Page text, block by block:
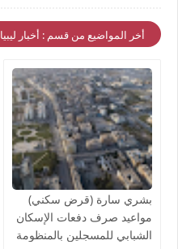
أخر المواضيع من قسم : أخبار ليبيا
بشري سارة (قرض سكني)
مواعيد صرف دفعات الإسكان
الشبابي للمسجلين بالمنظومة